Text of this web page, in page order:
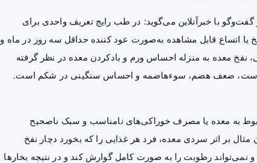
با خبرآنلاین می‌گوید: در طب رایج تعریف واحدی برای
یا اتساع قابل‌ مشاهده به‌صورت عود کننده حداقل سه روز در ماه و
معده به‌ منزله احساس ورم و بادکردن معده در نظر گرفته
، ضعف هضم، سوءهاضمه و احساس سنگینی در شکم است.
به معده یا مصرف خوراکی‌های نامناسب و سبک ناصحیح
بر اثر سردی معده، فرد هر غذایی را که بخورد دچار نفخ
رطوبت‌ را به‌ صورت کامل گوارش کند و در نتیجه بخارها